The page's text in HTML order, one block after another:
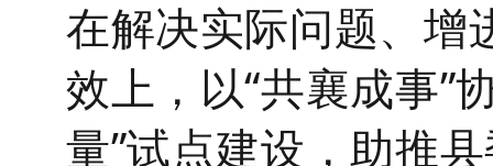
在解决实际问题、增
效上， 以“共襄成事”
量”试点建设，助推